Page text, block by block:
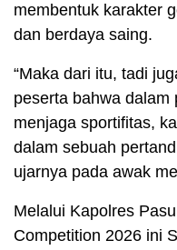
membentuk karakter
dan berdaya saing.
“Maka dari itu, tadi
peserta bahwa dalam
menjaga sportifitas,
dalam sebuah
ujarnya pada awak
Melalui Kapolres
Competition 2026 ini